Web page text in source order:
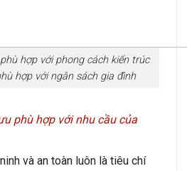
hợp với phong cách kiến trúc
hợp với ngân sách gia đình
phù hợp với nhu cầu của
và an toàn luôn là tiêu chí